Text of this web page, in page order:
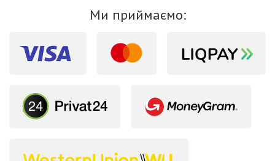
Ми приймаємо: